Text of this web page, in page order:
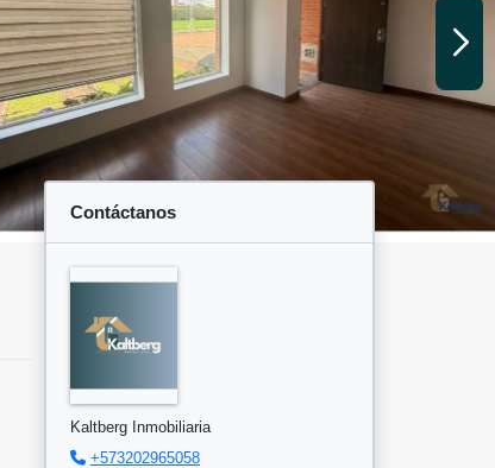
Contáctanos
Kaltberg Inmobiliaria
+573202965058